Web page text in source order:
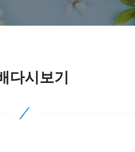
다시보기